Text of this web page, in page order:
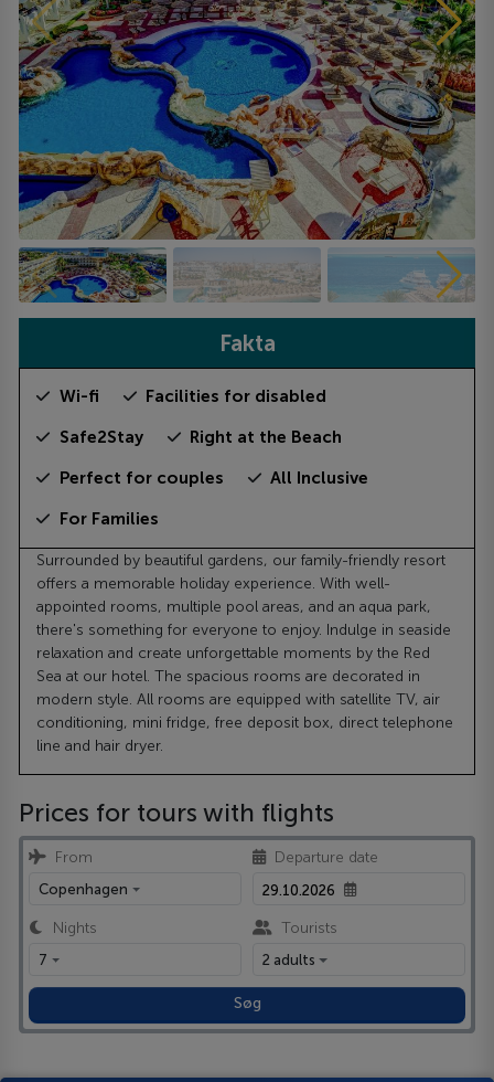
Fakta
Wi-fi Facilities for disabled
Safe2Stay Right at the Beach
Perfect for couples All Inclusive
For Families
Surrounded by beautiful gardens, our family-friendly resort
offers a memorable holiday experience. With well-
appointed rooms, multiple pool areas, and an aqua park,
there's something for everyone to enjoy. Indulge in seaside
relaxation and create unforgettable moments by the Red
Sea at our hotel. The spacious rooms are decorated in
modern style. All rooms are equipped with satellite TV, air
conditioning, mini fridge, free deposit box, direct telephone
line and hair dryer.
Prices for tours with flights
From
Copenhagen
Departure date
Nights
7
Tourists
2 adults
Søg